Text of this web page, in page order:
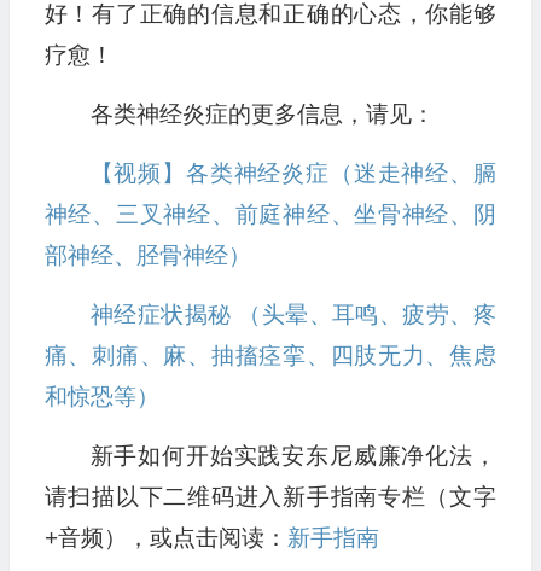
好！有了正确的信息和正确的心态，你能够
疗愈！
各类神经炎症的更多信息，请见：
【视频】各类神经炎症（迷走神经、膈
神经、三叉神经、前庭神经、坐骨神经、阴
部神经、胫骨神经）
神经症状揭秘 （头晕、耳鸣、疲劳、疼
痛、刺痛、麻、抽搐痉挛、四肢无力、焦虑
和惊恐等）
新手如何开始实践安东尼威廉净化法，
请扫描以下二维码进入新手指南专栏（文字
+音频），或点击阅读： 新手指南